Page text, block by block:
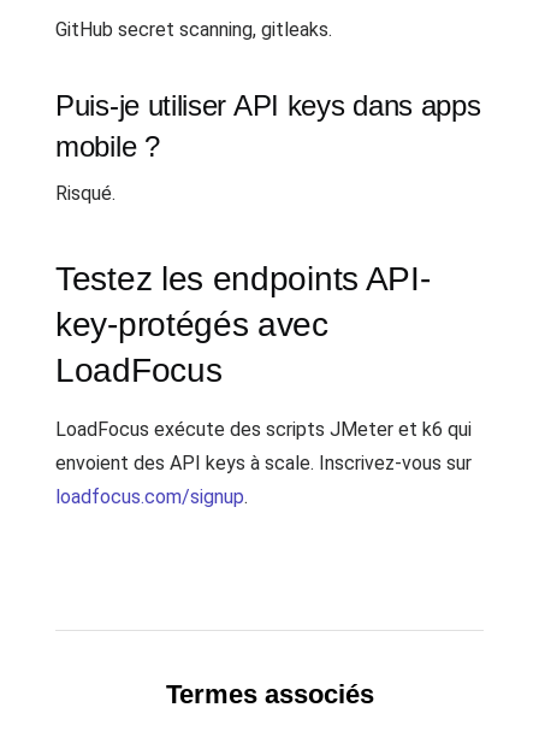
GitHub secret scanning, gitleaks.
Puis-je utiliser API keys dans apps
mobile ?
Risqué.
Testez les endpoints API-
key-protégés avec
LoadFocus
LoadFocus exécute des scripts JMeter et k6 qui
envoient des API keys à scale. Inscrivez-vous sur
loadfocus.com/signup.
Termes associés